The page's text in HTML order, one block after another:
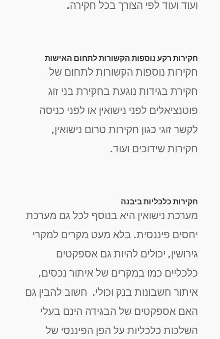
ועוד ועוד לפי הצורך בכל חקירה.
חקירות רקע נוספות הקשורות לתחום האישות
חקירות נוספות הקשורות לתחום של
חקירת בגידות נוגעת בחקירת בני זוג
פוטנציאלים לפני נישואין או לפני כניסה
לקשר זוגי כגון חקירות טרום נישואין,
חקירות שידוכים ועוד.
חקירות כלכליות ביבנה
מערכת נישואין היא בנוסף לכל גם מערכת
יחסים פיננסית. בלא מעט מקרים למקרי
גירושין, יכולים להיות גם אספקטים
כלכליים כמו במקרים של איתור נכסים,
איתור חשבונות בנק וכולי. חשוב להבין גם
האם אספקטים של הבגידה הינם בעלי
השלכות כלכליות על הפן הפיננסי של